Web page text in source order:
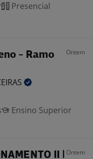
Presencial
- Ramo
Ontem
Ensino Superior
II | Ontem